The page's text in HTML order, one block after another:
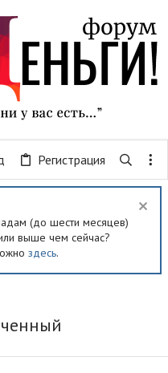
Регистрация
(до шести месяцев)
выше чем сейчас?
здесь.